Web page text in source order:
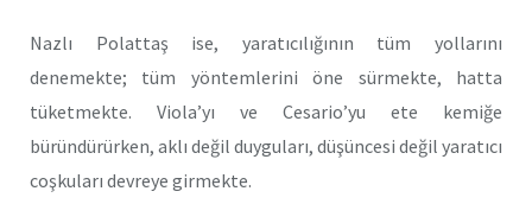
Nazlı Polattaş ise, yaratıcılığının tüm yollarını
denemekte; tüm yöntemlerini öne sürmekte, hatta
tüketmekte. Viola’yı ve Cesario’yu ete kemiğe
büründürürken, aklı değil duyguları, düşüncesi değil yaratıcı
coşkuları devreye girmekte.